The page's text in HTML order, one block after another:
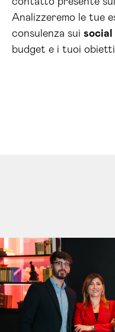
Analizzeremo le tue
consulenza sui social
budget e i tuoi